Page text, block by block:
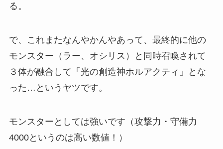
る。
で、これまたなんやかんやあって、最終的に他の
モンスター（ラー、オシリス）と同時召喚されて
３体が融合して「光の創造神ホルアクティ」とな
った…というヤツです。
モンスターとしては強いです（攻撃力・守備力
4000というのは高い数値！）